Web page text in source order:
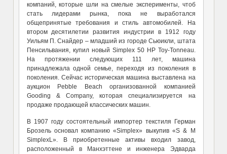
компаний, которые шли на смелые эксперименты, чтоб
стать лидерами рынка, пока не выработался
общепринятые требования и стиль автомобилей. На
втором десятилетии развития индустрии в 1912 году
Уильям П. Снайдер – младший из городе Сьюикли, штата
Пенсильвания, купил новый Simplex 50 HP Toy-Tonneau.
На протяжении следующих 111 лет, машина
принадлежала одной семье, переходя из поколения в
поколения. Сейчас историческая машина выставлена на
аукцион Pebble Beach организованной компанией
Gooding & Company, которая специализируется на
продаже продающей классических машин.
В 1907 году состоятельный импортер текстиля Герман
Брозель основал компанию «Simplex» выкупив «S & M
SimplexL». В приобретенные активы входил завод,
расположенный в Манхэттене и инженера Эдварда